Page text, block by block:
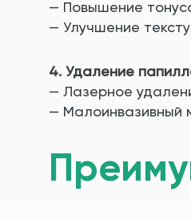
— Повышение
— Улучшение
4. Удаление
— Лазерное
— Малоинвазивный